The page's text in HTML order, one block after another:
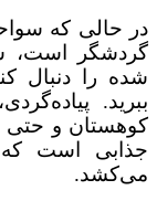
در حالی که
گردشگر است،
شده را دنبال
ببرید.
کوهستان و حتی
جذابی است که
می‌کشد.